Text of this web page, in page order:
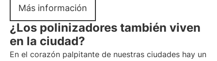
Más información
¿Los polinizadores también viven
en la ciudad?
En el corazón palpitante de nuestras ciudades hay un